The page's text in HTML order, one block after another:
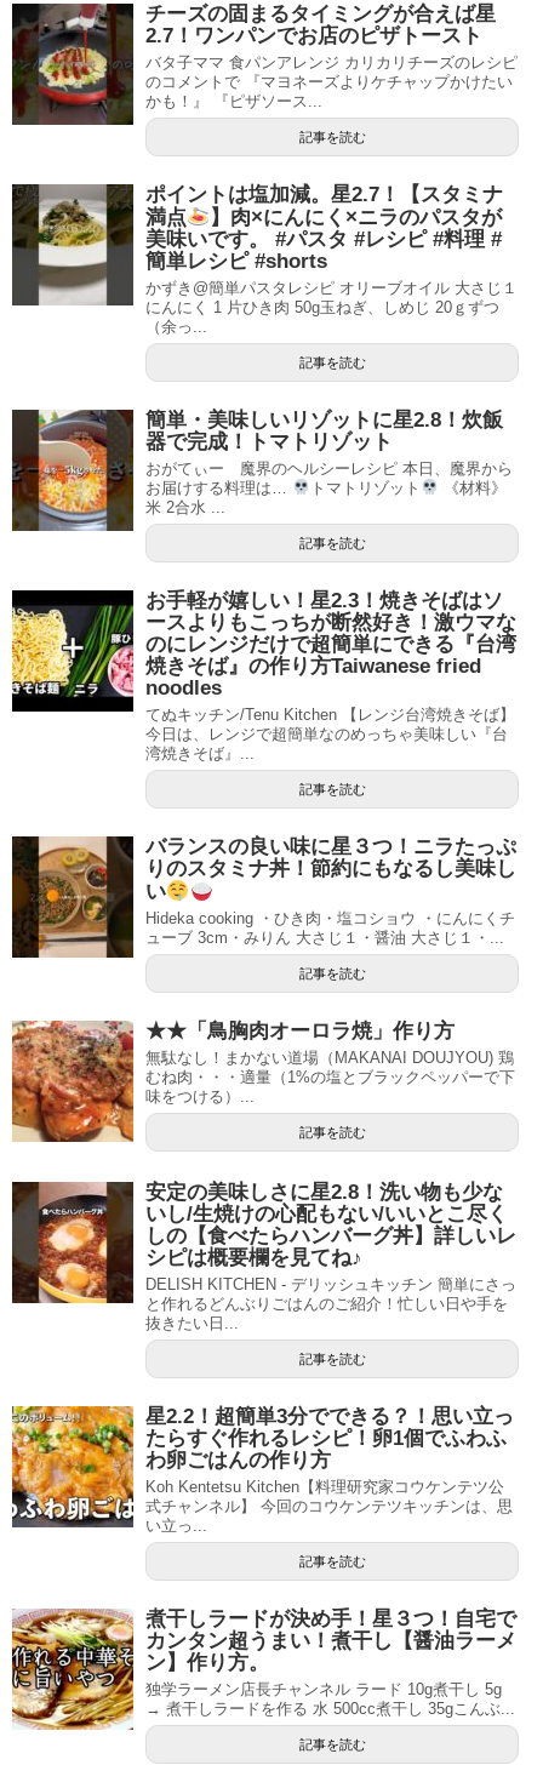
チーズの固まるタイミングが合えば星
2.7！ワンパンでお店のピザトースト
バタ子ママ 食パンアレンジ カリカリチーズのレシピ
のコメントで 『マヨネーズよりケチャップかけたい
かも！』 『ピザソース...
記事を読む
ポイントは塩加減。星2.7！【スタミナ
満点
】肉×にんにく×ニラのパスタが
美味いです。 #パスタ #レシピ #料理 #
簡単レシピ #shorts
かずき@簡単パスタレシピ オリーブオイル 大さじ１
にんにく 1 片ひき肉 50g玉ねぎ、しめじ 20ｇずつ
（余っ...
記事を読む
簡単・美味しいリゾットに星2.8！炊飯
器で完成！トマトリゾット
おがてぃー 魔界のヘルシーレシピ 本日、魔界から
お届けする料理は…
トマトリゾット
《材料》
米 2合水 ...
記事を読む
お手軽が嬉しい！星2.3！焼きそばはソ
ースよりもこっちが断然好き！激ウマな
のにレンジだけで超簡単にできる『台湾
焼きそば』の作り方Taiwanese fried
noodles
てぬキッチン/Tenu Kitchen 【レンジ台湾焼きそば】
今日は、レンジで超簡単なのめっちゃ美味しい『台
湾焼きそば』...
記事を読む
バランスの良い味に星３つ！ニラたっぷ
りのスタミナ丼！節約にもなるし美味し
い
Hideka cooking ・ひき肉・塩コショウ ・にんにくチ
ューブ 3cm・みりん 大さじ１・醤油 大さじ１・...
記事を読む
★★「鳥胸肉オーロラ焼」作り方
無駄なし！まかない道場（MAKANAI DOUJYOU) 鶏
むね肉・・・適量（1%の塩とブラックペッパーで下
味をつける）...
記事を読む
安定の美味しさに星2.8！洗い物も少な
いし/生焼けの心配もない/いいとこ尽く
しの【食べたらハンバーグ丼】詳しいレ
シピは概要欄を見てね♪
DELISH KITCHEN - デリッシュキッチン 簡単にさっ
と作れるどんぶりごはんのご紹介！忙しい日や手を
抜きたい日...
記事を読む
星2.2！超簡単3分でできる？！思い立っ
たらすぐ作れるレシピ！卵1個でふわふ
わ卵ごはんの作り方
Koh Kentetsu Kitchen【料理研究家コウケンテツ公
式チャンネル】 今回のコウケンテツキッチンは、思
い立っ...
記事を読む
煮干しラードが決め手！星３つ！自宅で
カンタン超うまい！煮干し【醤油ラーメ
ン】作り方。
独学ラーメン店長チャンネル ラード 10g煮干し 5g
→ 煮干しラードを作る 水 500cc煮干し 35gこんぶ...
記事を読む